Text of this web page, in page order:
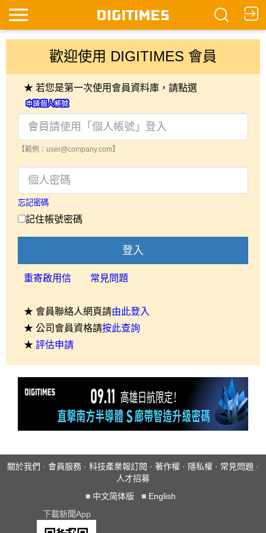
歡迎使用 DIGITIMES 會員
★ 若您是第一次使用會員資料庫，請點選
【範例：user@company.com】
忘記密碼
記住帳號密碼
登入
重寄啟用信 常見問題
★ 會員聯絡人網頁請由此登入
★ 公司會員資格請按此查詢
★ 評估申請
關於我們 · 會員服務 · 科技產業報訂閱 · 著作權 · 隱私權 · 常見問題 ·
人才招募
■ 中文简体版 ■ English
下載新聞App